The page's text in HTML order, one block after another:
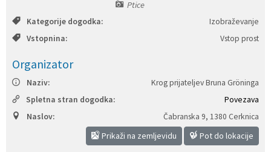
Ptice
Kategorije dogodka:
Izobraževanje
Vstopnina:
Vstop prost
Organizator
Naziv:
Krog prijateljev Bruna Gröninga
Spletna stran dogodka:
Povezava
Naslov:
Čabranska 9, 1380 Cerknica
Prikaži na zemljevidu Pot do lokacije
Katalog informacij javnega značaja
Predsedniki političnih strank
Služba za okolje in prostor
Služba za civilno zaščito
Služba za družbene dejavnosti
Služba za gospodarstvo, turizem in kmetijstvo
Občinski predpisi
Proračuni občine